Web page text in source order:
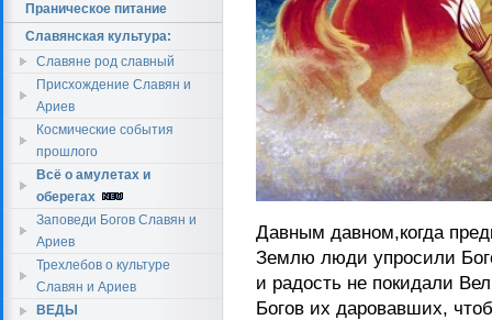
Праническое питание
Славянская культура:
Славяне род славный
Присхождение Славян и
Ариев
Космические события
прошлого
Всё о амулетах и
оберегах
Заповеди Богов Славян и
Ариев
Трехлебов о культуре
Славян и Ариев
ВЕДЫ
Давным давном,когда
Землю люди упросили
и радость не покидали
Богов их даровавших,